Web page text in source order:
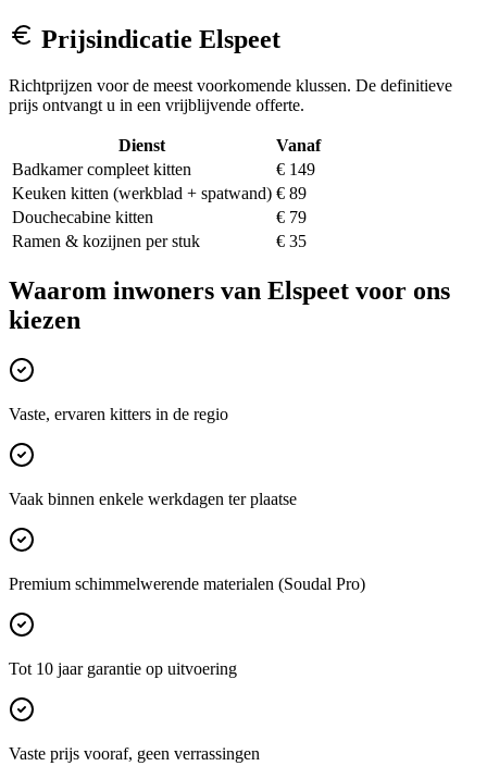
Prijsindicatie Elspeet
Richtprijzen voor de meest voorkomende klussen. De definitieve
prijs ontvangt u in een vrijblijvende offerte.
Dienst
Vanaf
Badkamer compleet kitten
€ 149
Keuken kitten (werkblad + spatwand) € 89
Douchecabine kitten
€ 79
Ramen & kozijnen per stuk
€ 35
Waarom inwoners van Elspeet voor ons
kiezen
Vaste, ervaren kitters in de regio
Vaak binnen enkele werkdagen ter plaatse
Premium schimmelwerende materialen (Soudal Pro)
Tot 10 jaar garantie op uitvoering
Vaste prijs vooraf, geen verrassingen